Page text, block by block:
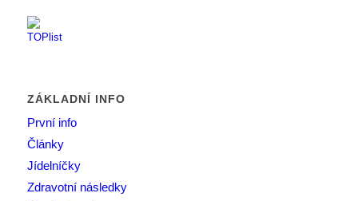
ZÁKLADNÍ INFO
První info
Články
Jídelníčky
Zdravotní následky